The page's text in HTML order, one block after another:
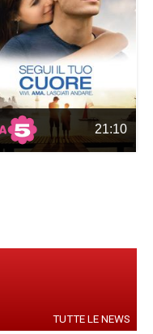
21:10
TUTTE LE NEWS